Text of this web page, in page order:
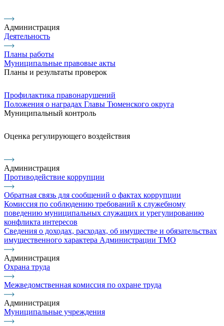
Администрация
Деятельность
Планы работы
Муниципальные правовые акты
Планы и результаты проверок
Профилактика правонарушений
Положения о наградах Главы Тюменского округа
Муниципальный контроль
Оценка регулирующего воздействия
Администрация
Противодействие коррупции
Обратная связь для сообщений о фактах коррупции
Комиссия по соблюдению требований к служебному
поведению муниципальных служащих и урегулированию
конфликта интересов
Сведения о доходах, расходах, об имуществе и обязательствах
имущественного характера Администрации ТМО
Администрация
Охрана труда
Межведомственная комиссия по охране труда
Администрация
Муниципальные учреждения